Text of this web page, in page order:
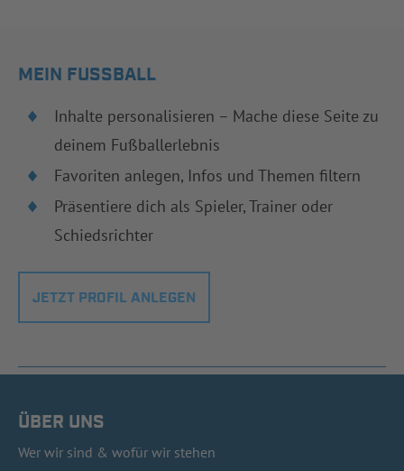
MEIN FUSSBALL
Inhalte personalisieren – Mache diese Seite zu
deinem Fußballerlebnis
Favoriten anlegen, Infos und Themen filtern
Präsentiere dich als Spieler, Trainer oder
Schiedsrichter
JETZT PROFIL ANLEGEN
ÜBER UNS
Wer wir sind & wofür wir stehen